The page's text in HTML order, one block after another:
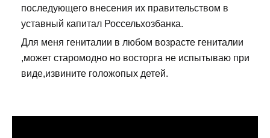
последующего внесения их правительством в
уставный капитал Россельхозбанка.
Для меня гениталии в любом возрасте гениталии
,может старомодно но восторга не испытываю при
виде,извините голожопых детей.